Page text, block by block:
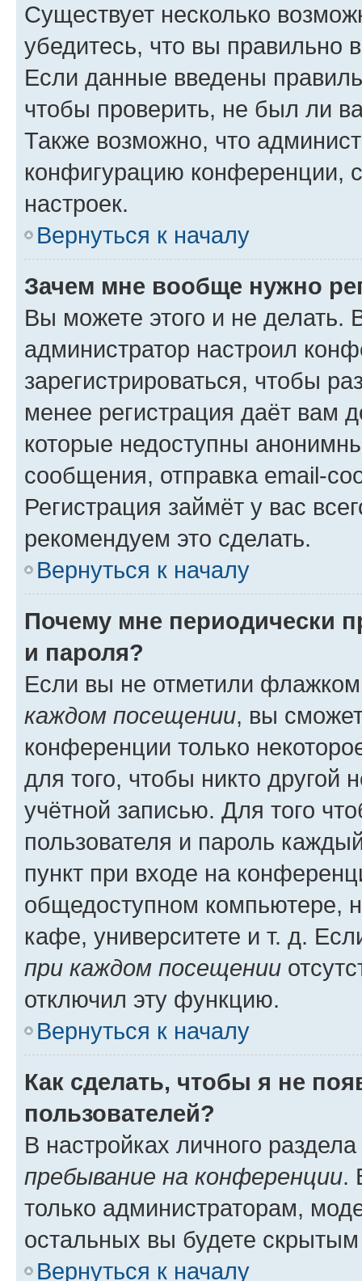
Существует несколько
убедитесь, что вы правильно
Если данные введены
чтобы проверить, не был ли
Также возможно, что
конфигурацию конференции,
настроек.
Вернуться к началу
Зачем мне вообще нужно
Вы можете этого и не делать.
администратор настроил
зарегистрироваться, чтобы
менее регистрация даёт вам
которые недоступны
сообщения, отправка email-
Регистрация займёт у вас
рекомендуем это сделать.
Вернуться к началу
Почему мне периодически
и пароля?
Если вы не отметили
каждом посещении, вы
конференции только
для того, чтобы никто другой
учётной записью. Для того
пользователя и пароль
пункт при входе на
общедоступном компьютере,
кафе, университете и т. д.
при каждом посещении
отключил эту функцию.
Вернуться к началу
Как сделать, чтобы я не
пользователей?
В настройках личного
пребывание на конференции.
только администраторам,
остальных вы будете
Вернуться к началу